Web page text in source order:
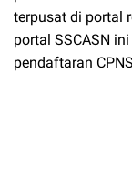
terpusat di portal
portal SSCASN
pendaftaran